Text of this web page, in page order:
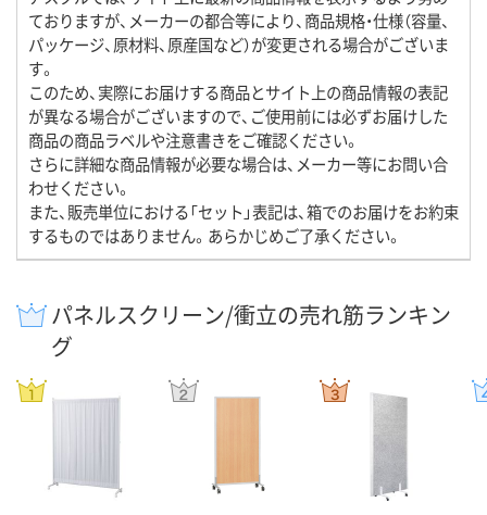
ておりますが、メーカーの都合等により、商品規格・仕様（容量、
パッケージ、原材料、原産国など）が変更される場合がございま
す。
このため、実際にお届けする商品とサイト上の商品情報の表記
が異なる場合がございますので、ご使用前には必ずお届けした
商品の商品ラベルや注意書きをご確認ください。
さらに詳細な商品情報が必要な場合は、メーカー等にお問い合
わせください。
また、販売単位における「セット」表記は、箱でのお届けをお約束
するものではありません。あらかじめご了承ください。
パネルスクリーン/衝立の売れ筋ランキン
グ